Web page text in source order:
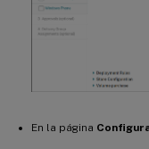
En la página